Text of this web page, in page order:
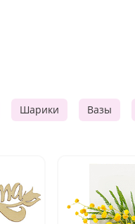
Шарики Вазы